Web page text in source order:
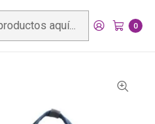
0